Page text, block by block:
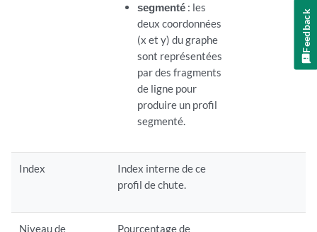
segmenté: les
deux coordonnées
(x et y) du graphe
sont représentées
par des fragments
de ligne pour
produire un profil
segmenté.
Index
Index interne de ce
profil de chute.
Niveau de
Pourcentage de
Feedback